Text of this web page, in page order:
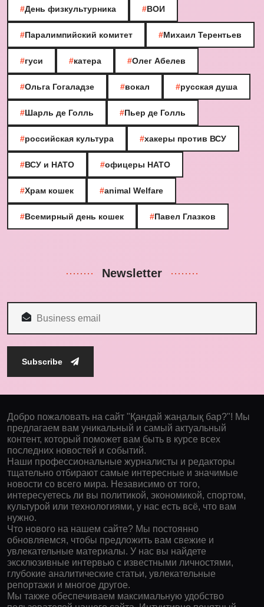
#День физкультурника #ВОИ
#Паралимпийский комитет #Михаил Терентьев
#гуси #катера #Олег Абелев
#Ольга Гогаладзе #вокал #русская душа
#Шарль де Голль #Пьер де Голль
#российская культура #хакеры против ВСУ
#ВСУ и НАТО #офицеры НАТО
#Храм кошек #animal Welfare
#Всемирный день кошек #Павел Глазков
Newsletter
Subscribe
Добро пожаловать на сайт "Қандай жаңалық бар?"! Мы
предлагаем вам уникальный и самый актуальный
контент, который поможет вам быть в курсе всех
последних новостей и событий.
Наши профессиональные журналисты и редакторы
тщательно отбирают самые интересные и значимые
новости со всего мира. Независимо от того,
интересуетесь ли вы политикой, экономикой, спортом,
культурой или технологиями, у нас есть всё, что вам
нужно.
Что нового на нашем сайте? Мы постоянно
обновляемся, чтобы предложить вам свежие и
увлекательные материалы. У нас вы найдете
эксклюзивные интервью с известными личностями,
глубокие аналитические статьи, увлекательные
репортажи и многое другое.
Мы также обеспечиваем максимальную удобство